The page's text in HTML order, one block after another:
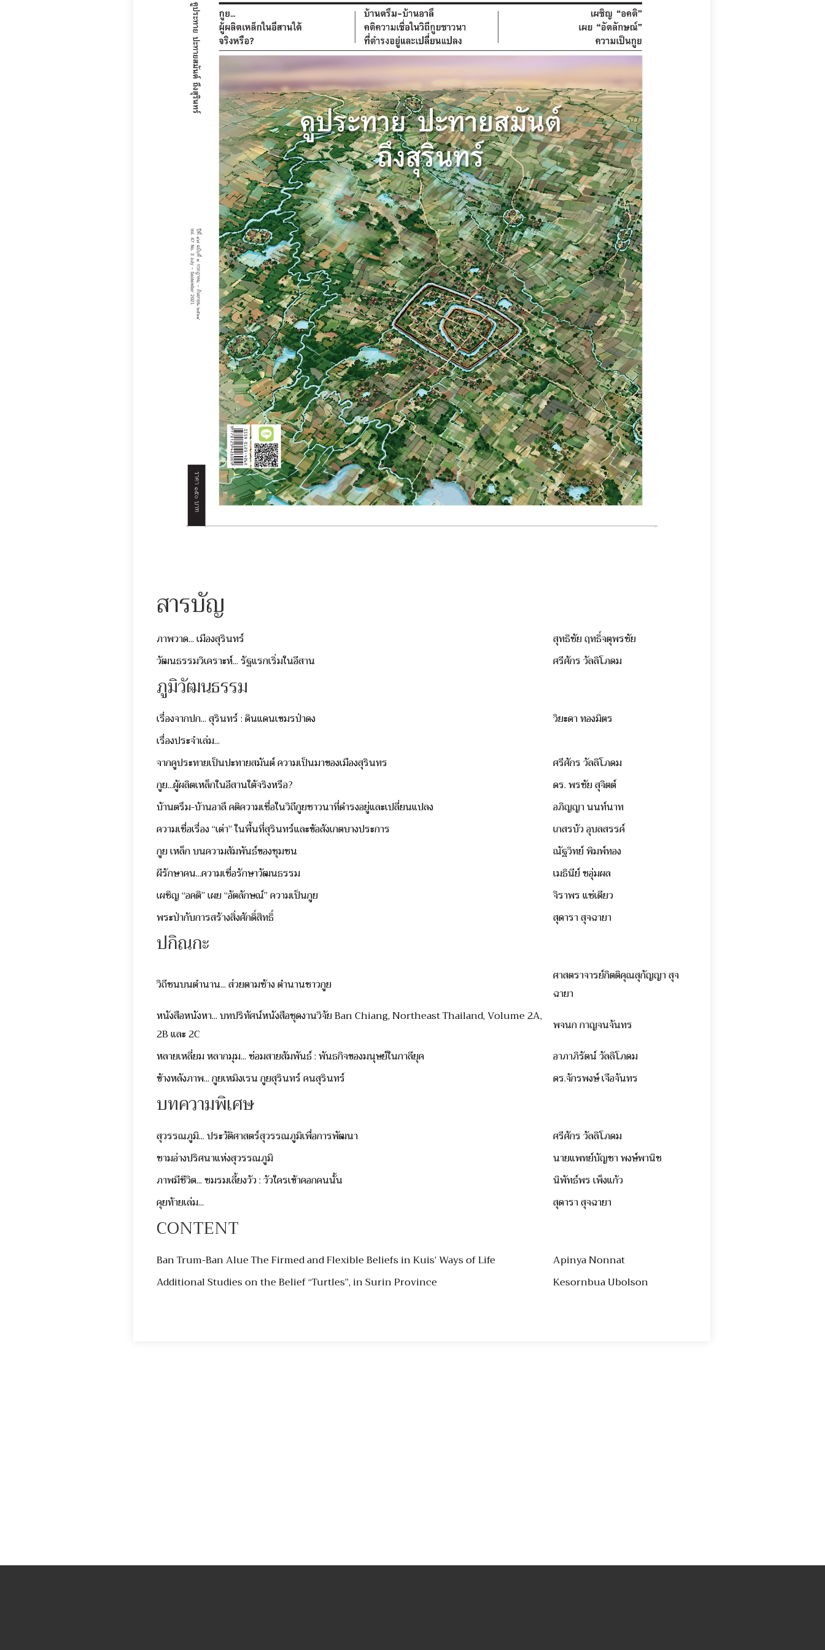
สารบัญ
ภาพวาด... เมืองสุรินทร์
สุทธิชัย ฤทธิ์จตุพรชัย
วัฒนธรรมวิเคราะห์... รัฐแรกเริ่มในอีสาน
ศรีศักร วัลลิโภดม
ภูมิวัฒนธรรม
เรื่องจากปก... สุรินทร์ : ดินแดนเขมรป่าดง
วิยะดา ทองมิตร
เรื่องประจำเล่ม...
จากคูประทายเป็นปะทายสมันต์ ความเป็นมาของเมืองสุรินทร
ศรีศักร วัลลิโภดม
กูย...ผู้ผลิตเหล็กในอีสานใต้จริงหรือ?
ดร. พรชัย สุจิตต์
บ้านตรึม-บ้านอาลึ คติความเชื่อในวิถีกูยชาวนาที่ดำรงอยู่และเปลี่ยนแปลง
อภิญญา นนท์นาท
ความเชื่อเรื่อง “เต่า” ในพื้นที่สุรินทร์และข้อสังเกตบางประการ
เกสรบัว อุบลสรรค์
กูย เหล็ก บนความสัมพันธ์ของชุมชน
ณัฐวิทย์ พิมพ์ทอง
ผีรักษาคน...ความเชื่อรักษาวัฒนธรรม
เมธินีย์ ชอุ่มผล
เผชิญ “อคติ” เผย “อัตลักษณ์” ความเป็นกูย
จิราพร แซ่เตียว
พระป่ากับการสร้างสิ่งศักดิ์สิทธิ์
สุดารา สุจฉายา
ปกิณกะ
วิถีชนบนตำนาน... ส่วยตามช้าง ตำนานชาวกูย
ศาสตราจารย์กิตติคุณสุกัญญา สุจ
ฉายา
หนังสือหนังหา... บทปริทัศน์หนังสือชุดงานวิจัย Ban Chiang, Northeast Thailand, Volume 2A,
2B และ 2C
พจนก กาญจนจันทร
หลายเหลี่ยม หลากมุม... ซ่อมสายสัมพันธ์ : พันธกิจของมนุษย์ในกาลียุค
อาภาภิรัตน์ วัลลิโภดม
ข้างหลังภาพ... กูยเหมิงเรน กูยสุรินทร์ คนสุรินทร์
ดร.จักรพงษ์ เจือจันทร
บทความพิเศษ
สุวรรณภูมิ... ประวัติศาสตร์สุวรรณภูมิเพื่อการพัฒนา
ศรีศักร วัลลิโภดม
ชามอ่างปริศนาแห่งสุวรรณภูมิ
นายแพทย์บัญชา พงษ์พานิช
ภาพมีชีวิต... ชมรมเลี้ยงวัว : วัวใครเข้าคอกคนนั้น
นิพัทธ์พร เพ็งแก้ว
คุยท้ายเล่ม...
สุดารา สุจฉายา
CONTENT
Ban Trum-Ban Alue The Firmed and Flexible Beliefs in Kuis’ Ways of Life
Apinya Nonnat
Additional Studies on the Belief “Turtles”, in Surin Province
Kesornbua Ubolson